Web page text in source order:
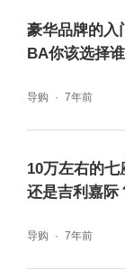
无激光雷达
覆盖。如果
求，希望在
配置取舍的
华境S的中
暖冰箱、小
豪华品牌的入
BA你该选择谁
导购 7年前
10万左右的
还是吉利嘉际
导购 7年前